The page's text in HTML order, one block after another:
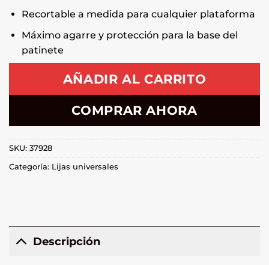
Recortable a medida para cualquier plataforma
Máximo agarre y protección para la base del
patinete
AÑADIR AL CARRITO
COMPRAR AHORA
SKU: 37928
Categoría: Lijas universales
Descripción